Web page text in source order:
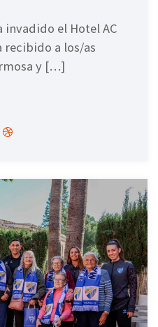
invadido el Hotel AC
recibido a los/as
y […]